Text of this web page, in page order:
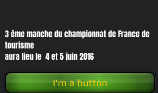
3 ème manche du championnat de France de
tourisme
aura lieu le 4 et 5 juin 2016
I'm a button